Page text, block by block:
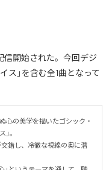
信開始された。今回デジ
ス」を含む全1曲となって
心の美学を描いたゴシック・
。
錯し、冷徹な視線の奥に潜